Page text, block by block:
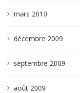
mars 2010
décembre 2009
septembre 2009
août 2009